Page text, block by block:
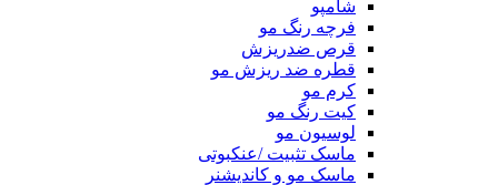
شامپو
فرچه رنگ مو
قرص ضدریزش
قطره ضد ریزش مو
کرم مو
کیت رنگ مو
لوسیون مو
ماسک تثبیت /عنکبوتی
ماسک مو و کاندیشنر